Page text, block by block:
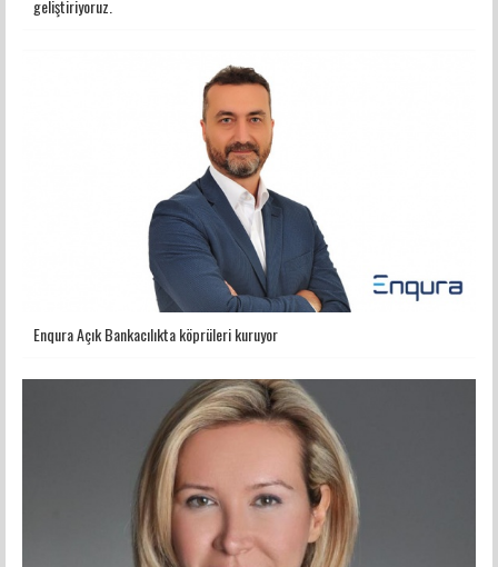
geliştiriyoruz.
Enqura Açık Bankacılıkta köprüleri kuruyor